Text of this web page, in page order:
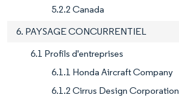
5.2.2 Canada
6. PAYSAGE CONCURRENTIEL
6.1 Profils d'entreprises
6.1.1 Honda Aircraft Company
6.1.2 Cirrus Design Corporation